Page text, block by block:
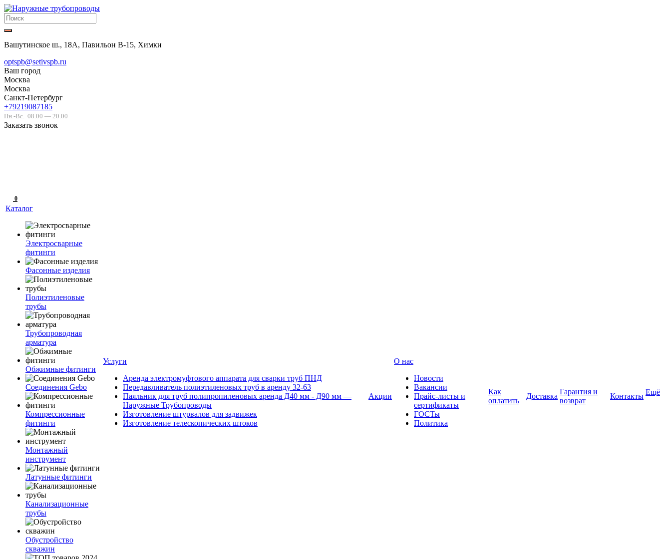
Вашутинское ш., 18А, Павильон В-15, Химки
optspb@setivspb.ru
Ваш город
Москва
Москва
Санкт-Петербург
+79219087185
Пн.-Вс. 08.00 — 20.00
Заказать звонок
0
Каталог
Электросварные
фитинги
Фасонные изделия
Полиэтиленовые
трубы
Трубопроводная
арматура
Обжимные фитинги
Соединения Gebo
Компрессионные
фитинги
Монтажный
инструмент
Латунные фитинги
Канализационные
трубы
Обустройство
скважин
Услуги
Аренда электромуфтового аппарата для сварки труб ПНД
Передавливатель полиэтиленовых труб в аренду 32-63
Паяльник для труб полипропиленовых аренда Д40 мм - Д90 мм —
Наружные Трубопроводы
Изготовление штурвалов для задвижек
Изготовление телескопических штоков
Акции
О нас
Новости
Вакансии
Прайс-листы и
сертификаты
ГОСТы
Политика
Как
оплатить
Доставка
Гарантия и
возврат
Контакты Ещё